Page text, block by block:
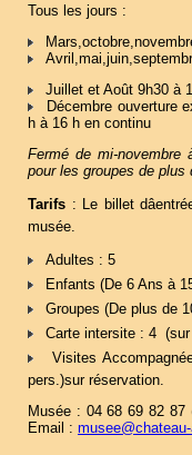
Tous les jours :
Juillet et Août 9h30 à
Décembre ouverture
h à 16 h en continu
Fermé de mi-novembre
pour les groupes de plus
Tarifs : Le billet
musée.
Adultes : 5 
Enfants (De 6 Ans à
Groupes (De plus de
Carte intersite : 4 
Visites
pers.)sur réservation.
Musée : 04 68 69 82
Email :